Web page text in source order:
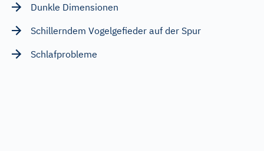
Dunkle Dimensionen
Schillerndem Vogelgefieder auf der Spur
Schlafprobleme